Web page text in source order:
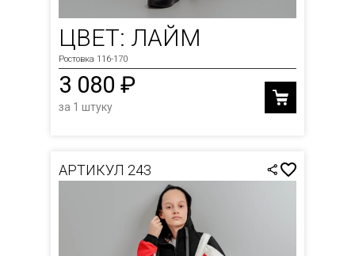
ЦВЕТ: ЛАЙМ
Ростовка 116-170
3 080 ₽
за 1 штуку
АРТИКУЛ 243